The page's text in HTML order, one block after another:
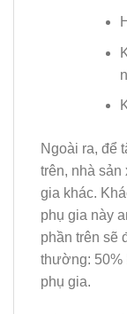
Ngoài ra, để
trên, nhà sản
gia khác.
phụ gia này
phần trên sẽ
thường: 50%
phụ gia.